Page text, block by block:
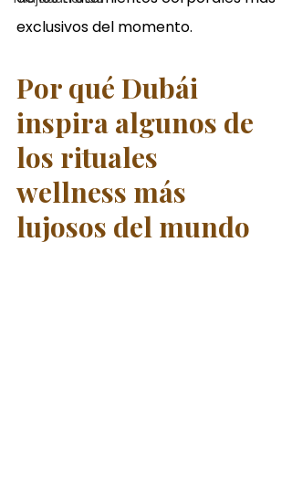
exclusivos del momento.
Por qué Dubái
inspira algunos de
los rituales
wellness más
lujosos del mundo